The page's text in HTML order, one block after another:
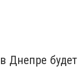
Днепре будет